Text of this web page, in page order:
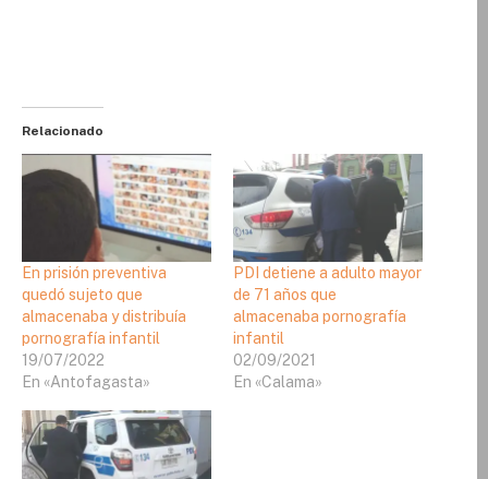
Relacionado
En prisión preventiva
quedó sujeto que
almacenaba y distribuía
pornografía infantil
19/07/2022
En «Antofagasta»
PDI detiene a adulto mayor
de 71 años que
almacenaba pornografía
infantil
02/09/2021
En «Calama»